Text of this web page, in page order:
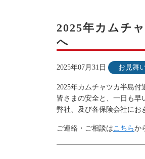
2025年カムチ
へ
2025年07月31日 お見舞
2025年カムチャツカ半島付
皆さまの安全と、一日も早
弊社、及び各保険会社にお
ご連絡・ご相談はこちらか